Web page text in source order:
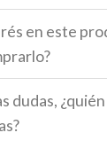
en este
dudas,